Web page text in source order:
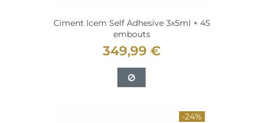
Ciment Icem Self Adhesive 3x5ml + 45
embouts
349,99 €
-24%